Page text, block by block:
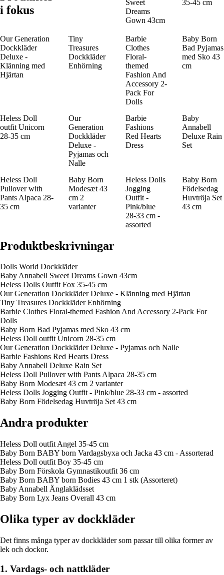
i fokus
Sweet
Dreams
Gown 43cm
35-45 cm
Our Generation
Dockkläder
Deluxe -
Klänning med
Hjärtan
Tiny
Treasures
Dockkläder
Enhörning
Barbie
Clothes
Floral-
themed
Fashion And
Accessory 2-
Pack For
Dolls
Baby Born
Bad Pyjamas
med Sko 43
cm
Heless Doll
outfit Unicorn
28-35 cm
Our
Generation
Dockkläder
Deluxe -
Pyjamas och
Nalle
Barbie
Fashions
Red Hearts
Dress
Baby
Annabell
Deluxe Rain
Set
Heless Doll
Pullover with
Pants Alpaca 28-
35 cm
Baby Born
Modesæt 43
cm 2
varianter
Heless Dolls
Jogging
Outfit -
Pink/blue
28-33 cm -
assorted
Baby Born
Födelsedag
Huvtröja Set
43 cm
Produktbeskrivningar
Dolls World Dockkläder
Baby Annabell Sweet Dreams Gown 43cm
Heless Dolls Outfit Fox 35-45 cm
Our Generation Dockkläder Deluxe - Klänning med Hjärtan
Tiny Treasures Dockkläder Enhörning
Barbie Clothes Floral-themed Fashion And Accessory 2-Pack For
Dolls
Baby Born Bad Pyjamas med Sko 43 cm
Heless Doll outfit Unicorn 28-35 cm
Our Generation Dockkläder Deluxe - Pyjamas och Nalle
Barbie Fashions Red Hearts Dress
Baby Annabell Deluxe Rain Set
Heless Doll Pullover with Pants Alpaca 28-35 cm
Baby Born Modesæt 43 cm 2 varianter
Heless Dolls Jogging Outfit - Pink/blue 28-33 cm - assorted
Baby Born Födelsedag Huvtröja Set 43 cm
Andra produkter
Heless Doll outfit Angel 35-45 cm
Baby Born BABY born Vardagsbyxa och Jacka 43 cm - Assorterad
Heless Doll outfit Boy 35-45 cm
Baby Born Förskola Gymnastikoutfit 36 cm
Baby Born BABY born Bodies 43 cm 1 stk (Assorteret)
Baby Annabell Änglaklädsset
Baby Born Lyx Jeans Overall 43 cm
Olika typer av dockkläder
Det finns många typer av dockkläder som passar till olika former av
lek och dockor.
1. Vardags- och nattkläder